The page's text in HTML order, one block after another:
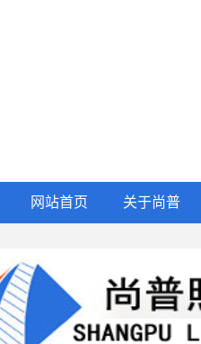
网站首页 关于尚普